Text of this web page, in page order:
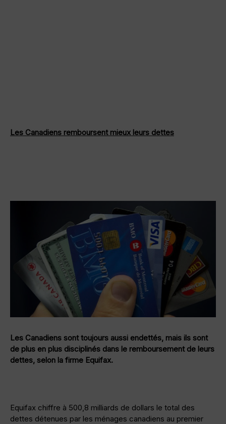
Les Canadiens remboursent mieux leurs dettes
Les Canadiens sont toujours aussi endettés, mais ils sont
de plus en plus disciplinés dans le remboursement de leurs
dettes, selon la firme Equifax.
Equifax chiffre à 500,8 milliards de dollars le total des
dettes détenues par les ménages canadiens au premier